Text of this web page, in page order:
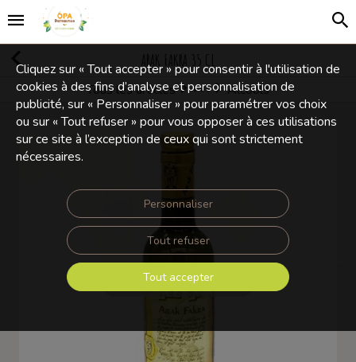
ARAK FAKRA 35 CL
Tous les articles
Boissons Alcoolisées
Alcools
Touchez pour zoomer
Cliquez sur « Tout accepter » pour consentir à l'utilisation de
cookies à des fins d’analyse et personnalisation de
publicité, sur « Personnaliser » pour paramétrer vos choix
ou sur « Tout refuser » pour vous opposer à ces utilisations
sur ce site à l’exception de ceux qui sont strictement
nécessaires.
Personnaliser
Tout refuser
Tout accepter